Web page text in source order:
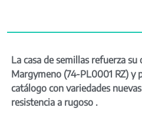
La casa de semillas refuerza
Margymeno (74-PL0001 RZ) y
catálogo con variedades
resistencia a rugoso .